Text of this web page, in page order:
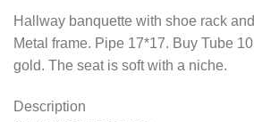
Hallway banquette with shoe rack
Metal frame. Pipe 17*17. Buy Tube
gold. The seat is soft with a niche.
Description